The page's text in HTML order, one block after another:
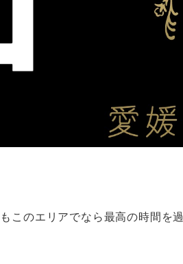
このエリアでなら最高の時間を過